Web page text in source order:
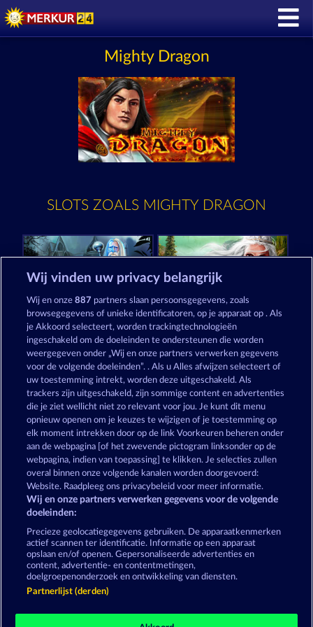
Mighty Dragon
SLOTS ZOALS MIGHTY DRAGON
Crystal Ball The Land of Heroes
Creatures of the Night Phantoms Mirror
Algemene voorwaarden Privacyverklaring
Colofon Bedrijf FAQ Facebook
Terugbetalingsverzoek indienen
Sociale casino games zijn enkel bedoeld voor
Wij vinden uw privacy belangrijk
Wij en onze887 partners slaan persoonsgegevens, zoals
browsegegevens of unieke identificatoren, op je apparaat op . Als
je Akkoord selecteert, worden trackingtechnologieën
ingeschakeld om de doeleinden te ondersteunen die worden
weergegeven onder „Wij en onze partners verwerken gegevens
voor de volgende doeleinden”. . Als u Alles afwijzen selecteert of
uw toestemming intrekt, worden deze uitgeschakeld. Als
trackers zijn uitgeschakeld, zijn sommige content en advertenties
die je ziet wellicht niet zo relevant voor jou. Je kunt dit menu
opnieuw openen om je keuzes te wijzigen of je toestemming op
elk moment intrekken door op de link Voorkeuren beheren onder
aan de webpagina [of het zwevende pictogram linksonder op de
webpagina, indien van toepassing] te klikken. Je selecties zullen
overal binnen onze volgende kanalen worden doorgevoerd:
Website. Raadpleeg ons privacybeleid voor meer informatie.
Wij en onze partners verwerken gegevens voor de volgende
doeleinden:
Precieze geolocatiegegevens gebruiken. De apparaatkenmerken
actief scannen ter identificatie. Informatie op een apparaat
opslaan en/of openen. Gepersonaliseerde advertenties en
content, advertentie- en contentmetingen,
doelgroepenonderzoek en ontwikkeling van diensten.
Partnerlijst (derden)